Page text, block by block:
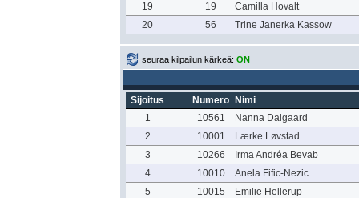
19
19
Camilla Hovalt
20
56 Trine Janerka Kassow
seuraa kilpailun kärkeä: ON
Sijoitus Numero
Nimi
1
10561
Nanna Dalgaard
2
10001
Lærke Løvstad
3
10266
Irma Andréa Bevab
4
10010
Anela Fific-Nezic
5
10015
Emilie Hellerup